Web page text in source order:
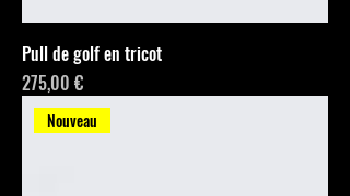
Pull de golf en tricot
Prix
275,00 €
Nouveau